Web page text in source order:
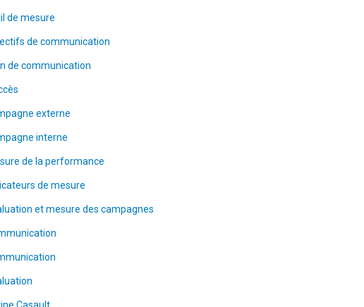
de mesure
de communication
de communication
externe
interne
de la performance
de mesure
et mesure des campagnes
Casault